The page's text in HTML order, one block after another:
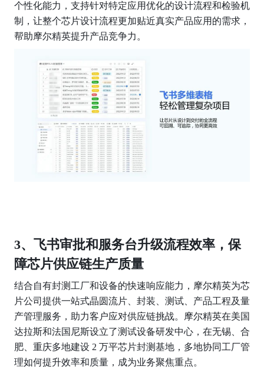
个性化能力，支持针对特定应用优化的设计流程和检验机
制，让整个芯片设计流程更加贴近真实产品应用的需求，
帮助摩尔精英提升产品竞争力。
3、飞书审批和服务台升级流程效率，保
障芯片供应链生产质量
结合自有封测工厂和设备的快速响应能力，摩尔精英为芯
片公司提供一站式晶圆流片、封装、测试、产品工程及量
产管理服务，助力客户应对供应链挑战。摩尔精英在美国
达拉斯和法国尼斯设立了测试设备研发中心，在无锡、合
肥、重庆多地建设 2 万平芯片封测基地，多地协同工厂管
理如何提升效率和质量，成为业务聚焦重点。